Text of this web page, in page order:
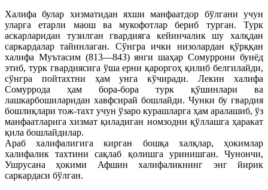
Халифа булар хизматидан яхши манфаатдор бўлгани учун
уларга етарли маош ва мукофотлар бериб турган. Турк
аскарларидан тузилган гвардияга кейинчалик шу халқдан
саркардалар тайинлаган. Сўнгра ички низолардан қўрққан
халифа Муътасим (813—843) янги шаҳар Сомуррони бунёд
этиб, турк гвардиясига ўша ерни қароргоҳ қилиб белгилайди,
сўнгра пойтахтни ҳам унга кўчиради. Лекин халифа
Сомуррода ҳам бора-бора турк қўшинлари ва
лашкарбошиларидан хавфсирай бошлайди. Чунки бу гвардия
бошлиқлари тож-тахт учун ўзаро курашларга ҳам аралашиб, ўз
манфаатларига хизмат қиладиган номзодни қўллашга ҳаракат
қила бошлайдилар.
Араб халифалигига кирган бошқа халқлар, ҳокимлар
халифалик тахтини сақлаб қолишга уринишган. Чунончи,
Ушрусана ҳокими Афшин халифаликнинг энг йирик
саркардаси бўлган.